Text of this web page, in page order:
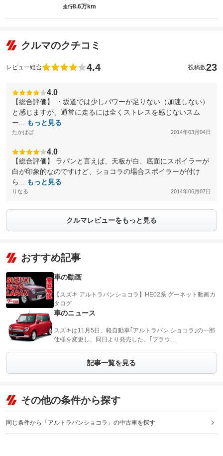
走行8.6万km
クルマのクチコミ
レビュー総合 4.4 投稿数23
4.0
【総合評価】 ・坂道では少しパワーが足りない（加速しない）
と感じますが、通常に走るには全くストレスを感じないスム
ー...
もっと見る
たかぱぱ 2014年03月04日
4.0
【総合評価】 ラパンと言えば、天板が白、底面にスポイラーが
白が印象的なのですけど、ショコラの場合スポイラーが付け
ら...
もっと見る
りなる 2014年06月07日
クルマレビューをもっと見る
おすすめ記事
車の動画
【スズキ アルトラパンショコラ】HE02系 グーネット動画カ
タログ
車のニュース
スズキは11月5日、軽自動車｢アルトラパン ショコラ｣の一部
仕様を変更し、同日より発売した。｢ブラウ…
記事一覧を見る
その他の条件から探す
同じ条件から「アルトラパンショコラ」の中古車を探す